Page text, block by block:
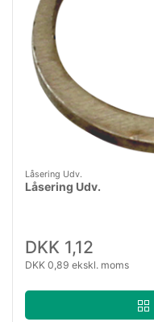
Låsering Udv.
Låsering Udv.
DKK 1,12
DKK 0,89 ekskl. moms